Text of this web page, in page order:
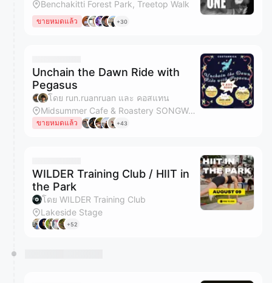
Benchakitti Forest Park, Treetop Walk
ขายหมดแล้ว +30
Unchain the Dawn Ride with
Pegasus
โดย run.ruanruan และ คอสแทน
Midsummer Cafe & Roastery SONGWAT | Thai Coffee
ขายหมดแล้ว +43
WILDER Training Club / HIIT in
the Park
โดย WILDER Training Club
Lakeside Stage
+52